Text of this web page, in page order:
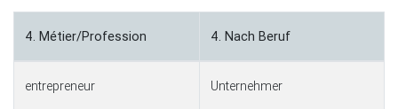
4. Métier/Profession 4. Nach Beruf
entrepreneur Unternehmer